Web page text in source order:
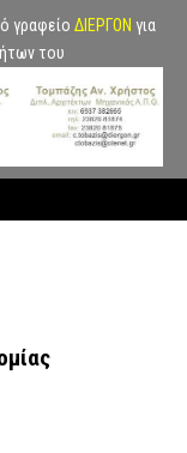
γραφείο ΔΙΕΡΓΟΝ για
του